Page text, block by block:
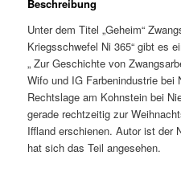
Beschreibung
Unter dem Titel „Geheim“
Kriegsschwefel Ni 365“ gibt es
„ Zur Geschichte von
Wifo und IG Farbenindustrie bei
Rechtslage am Kohnstein bei
gerade rechtzeitig zur
Iffland erschienen. Autor ist der
hat sich das Teil angesehen.